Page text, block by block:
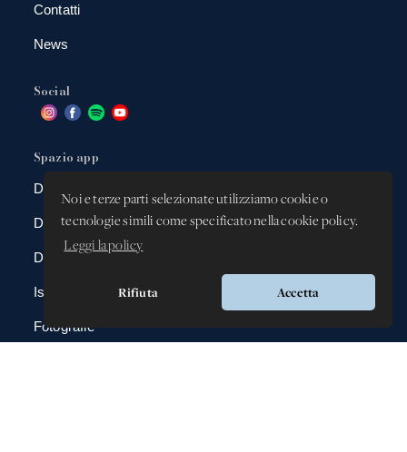
Noi e terze parti selezionate utilizziamo cookie o
tecnologie simili come specificato nella cookie policy.
Leggi la policy
Rifiuta Accetta
Contatti
News
Social
Spazio app
DBAnima
DBContest
DBDrive
Iscrizioni
Fotografie